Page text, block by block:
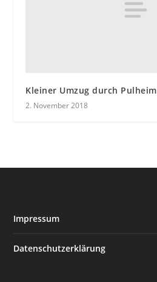
Kleiner Umzug durch Pulheim
2. November 2018
Impressum
Datenschutzerklärung